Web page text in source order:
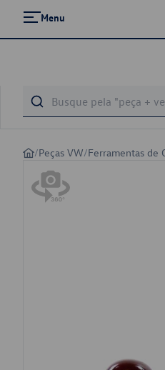
Menu
/Peças VW/Ferramentas de